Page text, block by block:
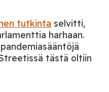
tutkinta selvitti,
harhaan.
tästä oltiin